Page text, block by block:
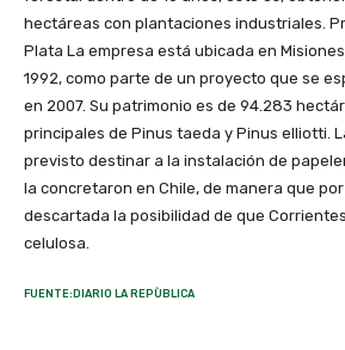
hectáreas con plantaciones industriales.
Plata La empresa está ubicada en
1992, como parte de un proyecto que se
en 2007. Su patrimonio es de 94.283
principales de Pinus taeda y Pinus elliotti.
previsto destinar a la instalación de
la concretaron en Chile, de manera que
descartada la posibilidad de que
celulosa.
FUENTE:DIARIO LA REPÙBLICA